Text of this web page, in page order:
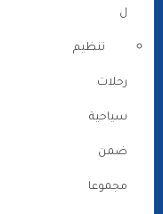
ل
تنظيم
رحلات
سياحية
ضمن
مجموعا